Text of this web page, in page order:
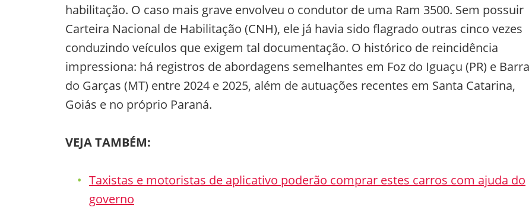
habilitação. O caso mais grave envolveu o condutor de uma Ram 3500. Sem possuir
Carteira Nacional de Habilitação (CNH), ele já havia sido flagrado outras cinco vezes
conduzindo veículos que exigem tal documentação. O histórico de reincidência
impressiona: há registros de abordagens semelhantes em Foz do Iguaçu (PR) e Barra
do Garças (MT) entre 2024 e 2025, além de autuações recentes em Santa Catarina,
Goiás e no próprio Paraná.
VEJA TAMBÉM:
Taxistas e motoristas de aplicativo poderão comprar estes carros com ajuda do
governo